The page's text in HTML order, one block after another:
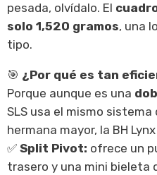
pesada, olvídalo. El
solo 1,520 gramos, una
tipo.
🎯 ¿Por qué es tan
Porque aunque es una
SLS usa el mismo
hermana mayor, la BH
✅ Split Pivot: ofrece un
trasero y una mini bieleta